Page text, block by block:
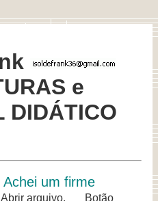
e
DIDÁTICO
Achei um firme
Abrir arquivo. Botão